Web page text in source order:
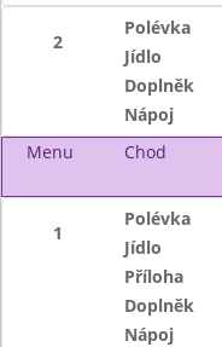
2
Polévka
Jídlo
Doplněk
Nápoj
Menu
Chod
1
Polévka
Jídlo
Příloha
Doplněk
Nápoj